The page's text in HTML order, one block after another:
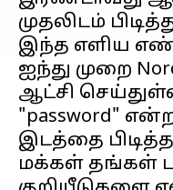
முதலிடம்
இந்த எளிய
ஐந்து முறை
ஆட்சி
"password"
இடத்தை
மக்கள் தங்கள்